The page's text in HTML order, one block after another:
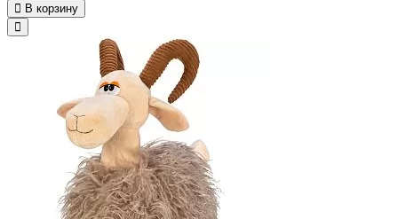
В корзину